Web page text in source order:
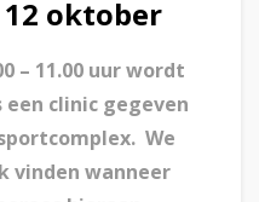
oktober
– 11.00 uur wordt
clinic gegeven
We
vinden wanneer